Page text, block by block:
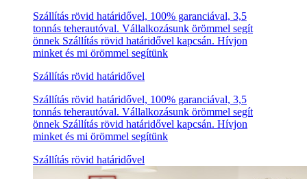
Szállítás rövid határidővel, 100% garanciával, 3,5
tonnás teherautóval. Vállalkozásunk örömmel segít
önnek Szállítás rövid határidővel kapcsán. Hívjon
minket és mi örömmel segítünk
Szállítás rövid határidővel
Szállítás rövid határidővel, 100% garanciával, 3,5
tonnás teherautóval. Vállalkozásunk örömmel segít
önnek Szállítás rövid határidővel kapcsán. Hívjon
minket és mi örömmel segítünk
Szállítás rövid határidővel